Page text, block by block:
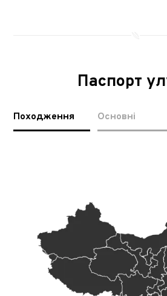
Паспорт
Походження Основні